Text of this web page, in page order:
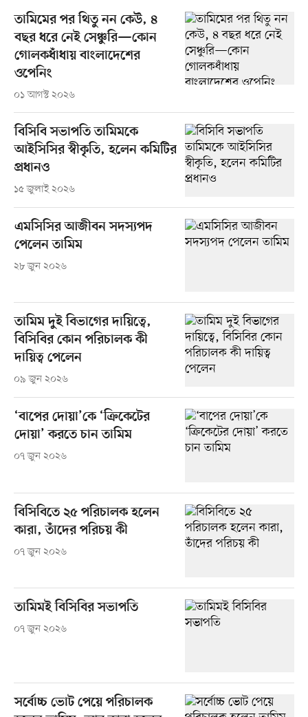
তামিমের পর থিতু নন কেউ, ৪
বছর ধরে নেই সেঞ্চুরি—কোন
গোলকধাঁধায় বাংলাদেশের
ওপেনিং
০১ আগস্ট ২০২৬
বিসিবি সভাপতি তামিমকে
আইসিসির স্বীকৃতি, হলেন কমিটির
প্রধানও
১৫ জুলাই ২০২৬
এমসিসির আজীবন সদস্যপদ
পেলেন তামিম
২৮ জুন ২০২৬
তামিম দুই বিভাগের দায়িত্বে,
বিসিবির কোন পরিচালক কী
দায়িত্ব পেলেন
০৯ জুন ২০২৬
‘বাপের দোয়া’কে ‘ক্রিকেটের
দোয়া’ করতে চান তামিম
০৭ জুন ২০২৬
বিসিবিতে ২৫ পরিচালক হলেন
কারা, তাঁদের পরিচয় কী
০৭ জুন ২০২৬
তামিমই বিসিবির সভাপতি
০৭ জুন ২০২৬
সর্বোচ্চ ভোট পেয়ে পরিচালক